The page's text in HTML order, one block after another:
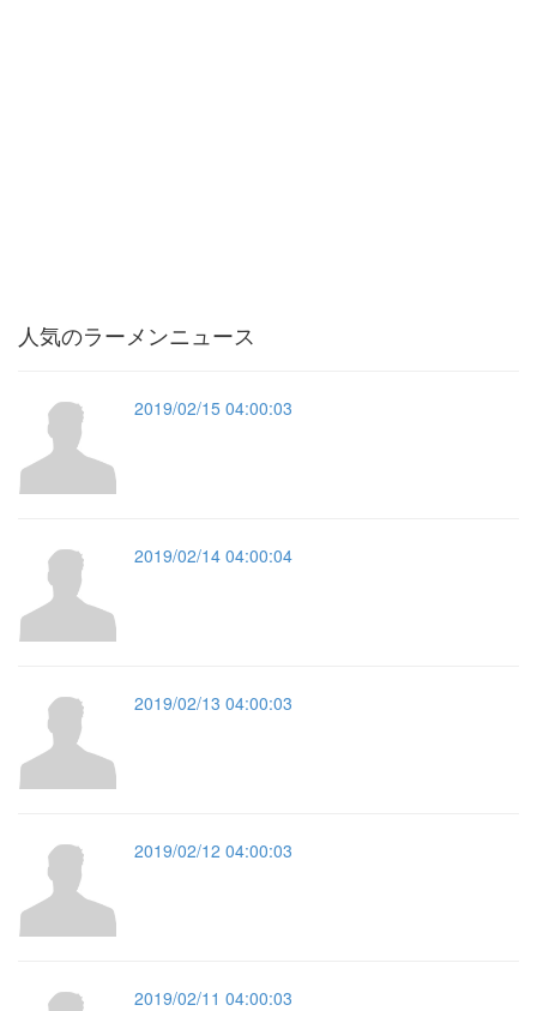
人気のラーメンニュース
2019/02/15 04:00:03
2019/02/14 04:00:04
2019/02/13 04:00:03
2019/02/12 04:00:03
2019/02/11 04:00:03